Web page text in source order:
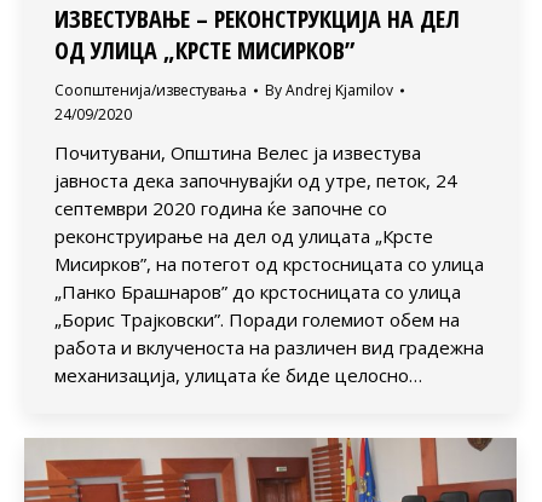
ИЗВЕСТУВАЊЕ – РЕКОНСТРУКЦИЈА НА ДЕЛ
ОД УЛИЦА „КРСТЕ МИСИРКОВ”
Соопштенија/известувања ByAndrej Kjamilov
24/09/2020
Почитувани, Општина Велес ја известува
јавноста дека започнувајќи од утре, петок, 24
септември 2020 година ќе започне со
реконструирање на дел од улицата „Крсте
Мисирков”, на потегот од крстосницата со улица
„Панко Брашнаров” до крстосницата со улица
„Борис Трајковски”. Поради големиот обем на
работа и вклученоста на различен вид градежна
механизација, улицата ќе биде целосно…